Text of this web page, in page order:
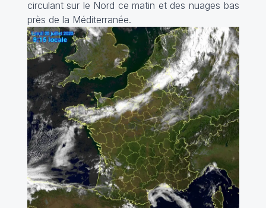
circulant sur le Nord ce matin et des nuages bas
près de la Méditerranée.